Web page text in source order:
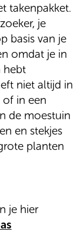
je hier
takenpakket.
je
basis van je
omdat je in
hebt
niet altijd in
in een
de moestuin
en stekjes
planten